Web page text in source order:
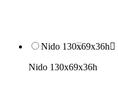
Nido 130x69x36h
Nido 130x69x36h